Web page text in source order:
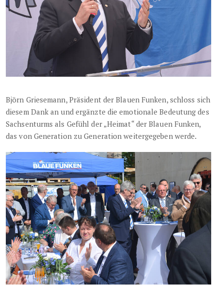
Björn Griesemann, Präsident der Blauen Funken, schloss sich
diesem Dank an und ergänzte die emotionale Bedeutung des
Sachsenturms als Gefühl der „Heimat“ der Blauen Funken,
das von Generation zu Generation weitergegeben werde.